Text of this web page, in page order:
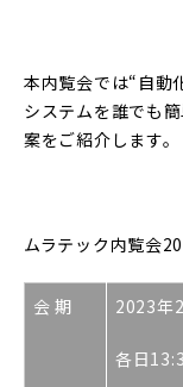
本内覧会では“自動
システムを誰でも
案をご紹介します。
ムラテック内覧会
会 期 2023年
各日